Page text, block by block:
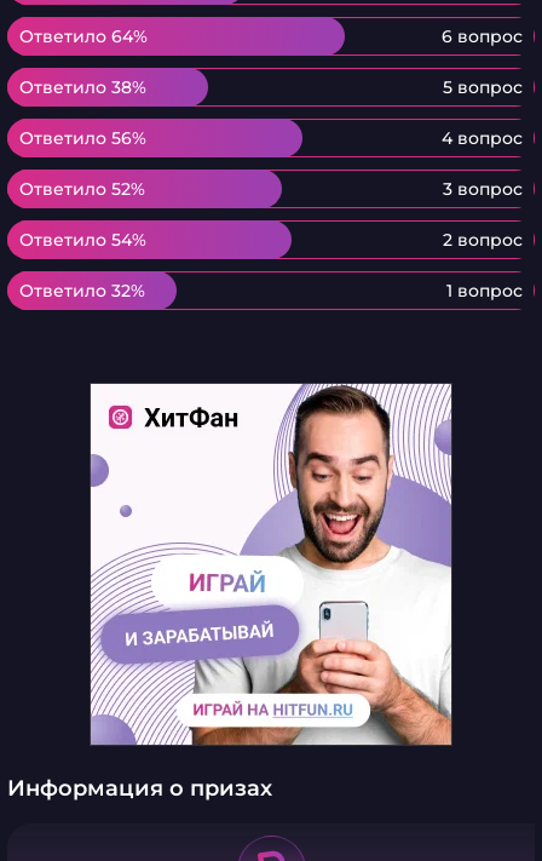
Ответило 64% 6 вопрос
Ответило 64%
Ответило 38% 5 вопрос
Ответило 38%
Ответило 56% 4 вопрос
Ответило 56%
Ответило 52% 3 вопрос
Ответило 52%
Ответило 54% 2 вопрос
Ответило 54%
Ответило 32% 1 вопрос
Ответило 32%
Информация о призах